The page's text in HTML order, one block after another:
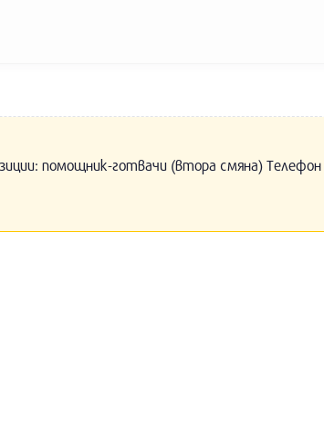
помощник-готвачи (втора смяна) Телефон